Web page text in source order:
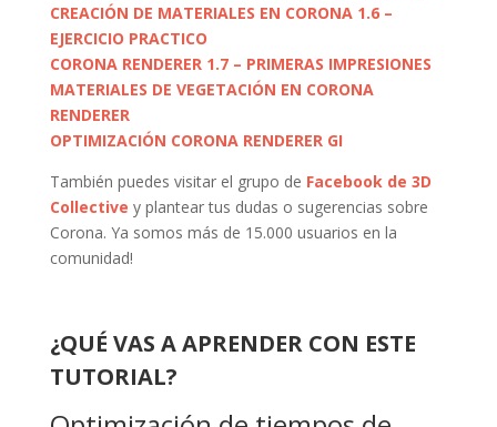
CREACIÓN DE MATERIALES EN CORONA 1.6 –
EJERCICIO PRACTICO
CORONA RENDERER 1.7 – PRIMERAS IMPRESIONES
MATERIALES DE VEGETACIÓN EN CORONA
RENDERER
OPTIMIZACIÓN CORONA RENDERER GI
También puedes visitar el grupo de Facebook de 3D
Collective y plantear tus dudas o sugerencias sobre
Corona. Ya somos más de 15.000 usuarios en la
comunidad!
¿QUÉ VAS A APRENDER CON ESTE
TUTORIAL?